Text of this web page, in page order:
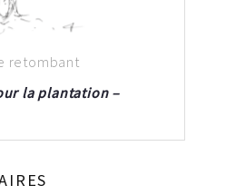
retombant
la plantation –